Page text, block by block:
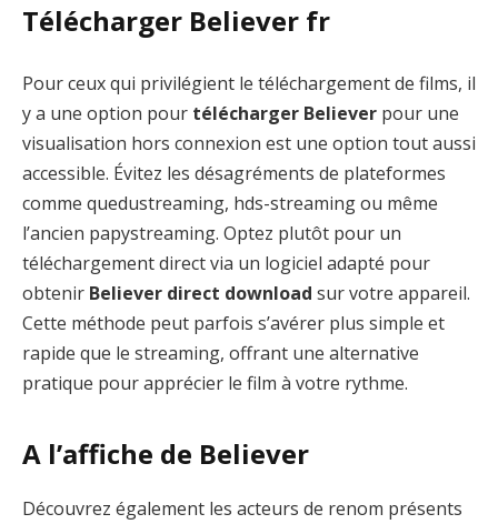
Télécharger Believer fr
Pour ceux qui privilégient le téléchargement de films, il
y a une option pour télécharger Believer pour une
visualisation hors connexion est une option tout aussi
accessible. Évitez les désagréments de plateformes
comme quedustreaming, hds-streaming ou même
l’ancien papystreaming. Optez plutôt pour un
téléchargement direct via un logiciel adapté pour
obtenir Believer direct download sur votre appareil.
Cette méthode peut parfois s’avérer plus simple et
rapide que le streaming, offrant une alternative
pratique pour apprécier le film à votre rythme.
A l’affiche de Believer
Découvrez également les acteurs de renom présents